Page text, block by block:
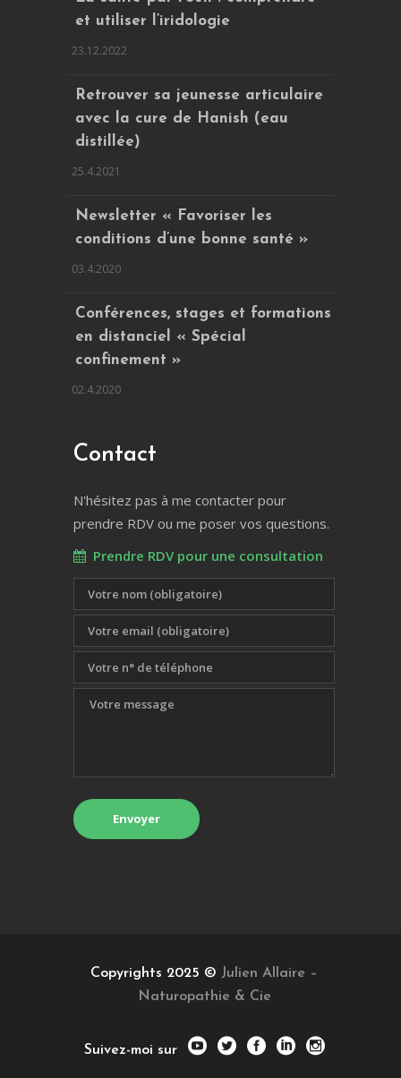
et utiliser l’iridologie
23.12.2022
Retrouver sa jeunesse articulaire
avec la cure de Hanish (eau
distillée)
25.4.2021
Newsletter « Favoriser les
conditions d’une bonne santé »
03.4.2020
Conférences, stages et formations
en distanciel « Spécial
confinement »
02.4.2020
Contact
N'hésitez pas à me contacter pour
prendre RDV ou me poser vos questions.
Prendre RDV pour une consultation
Copyrights 2025 © Julien Allaire –
Naturopathie & Cie
Suivez-moi sur